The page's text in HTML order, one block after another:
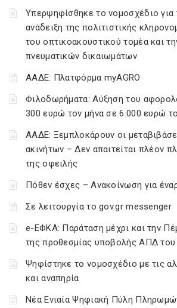
Υπερψηφίσθηκε το νομοσχέδιο για
ανάδειξη της πολιτιστικής
του οπτικοακουστικού τομέα και
πνευματικών δικαιωμάτων
ΑΑΔΕ: Πλατφόρμα myAGRO
Φιλοδωρήματα: Αύξηση του
300 ευρώ τον μήνα σε 6.000 ευρώ
ΑΑΔΕ: Ξεμπλοκάρουν οι
ακινήτων – Δεν απαιτείται πλέον
της οφειλής
Πόθεν έσχες – Ανακοίνωση για
Σε λειτουργία το gov.gr messenger
e-ΕΦΚΑ: Παράταση μέχρι και την
της προθεσμίας υποβολής ΑΠΔ
Ψηφίστηκε το νομοσχέδιο με τις
και αναπηρία
Νέα Ενιαία Ψηφιακή Πύλη